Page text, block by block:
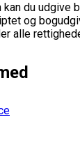
kan du
og
alle